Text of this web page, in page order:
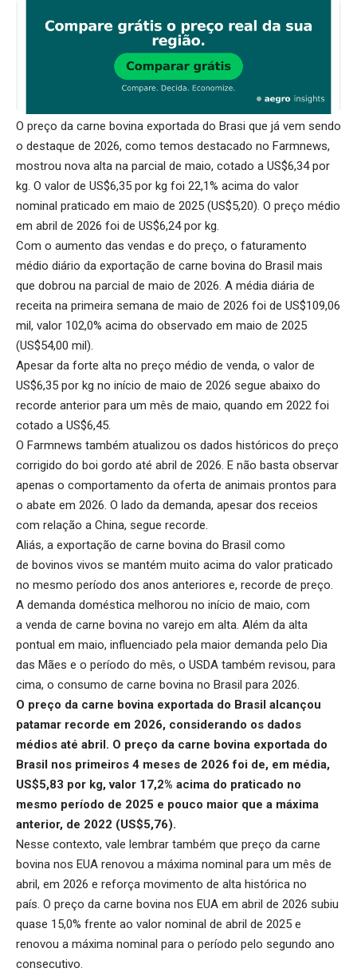
O preço da carne bovina exportada do Brasi que já vem sendo
o destaque de 2026, como temos destacado no Farmnews,
mostrou nova alta na parcial de maio, cotado a US$6,34 por
kg. O valor de US$6,35 por kg foi 22,1% acima do valor
nominal praticado em maio de 2025 (US$5,20). O preço médio
em abril de 2026 foi de US$6,24 por kg.
Com o aumento das vendas e do preço, o faturamento
médio diário da exportação de carne bovina do Brasil mais
que dobrou na parcial de maio de 2026. A média diária de
receita na primeira semana de maio de 2026 foi de US$109,06
mil, valor 102,0% acima do observado em maio de 2025
(US$54,00 mil).
Apesar da forte alta no preço médio de venda, o valor de
US$6,35 por kg no início de maio de 2026 segue abaixo do
recorde anterior para um mês de maio, quando em 2022 foi
cotado a US$6,45.
O Farmnews também atualizou os dados históricos do preço
corrigido do boi gordo até abril de 2026. E não basta observar
apenas o comportamento da oferta de animais prontos para
o abate em 2026. O lado da demanda, apesar dos receios
com relação a China, segue recorde.
Aliás, a exportação de carne bovina do Brasil como
de bovinos vivos se mantém muito acima do valor praticado
no mesmo período dos anos anteriores e, recorde de preço.
A demanda doméstica melhorou no início de maio, com
a venda de carne bovina no varejo em alta. Além da alta
pontual em maio, influenciado pela maior demanda pelo Dia
das Mães e o período do mês, o USDA também revisou, para
cima, o consumo de carne bovina no Brasil para 2026.
O preço da carne bovina exportada do Brasil alcançou
patamar recorde em 2026, considerando os dados
médios até abril. O preço da carne bovina exportada do
Brasil nos primeiros 4 meses de 2026 foi de, em média,
US$5,83 por kg, valor 17,2% acima do praticado no
mesmo período de 2025 e pouco maior que a máxima
anterior, de 2022 (US$5,76).
Nesse contexto, vale lembrar também que preço da carne
bovina nos EUA renovou a máxima nominal para um mês de
abril, em 2026 e reforça movimento de alta histórica no
país. O preço da carne bovina nos EUA em abril de 2026 subiu
quase 15,0% frente ao valor nominal de abril de 2025 e
renovou a máxima nominal para o período pelo segundo ano
consecutivo.